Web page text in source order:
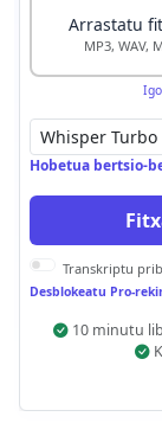
Arrastatu
MP3, WAV,
Hobetua bertsio-
Transkriptu
Desblokeatu Pro-
10 minutu